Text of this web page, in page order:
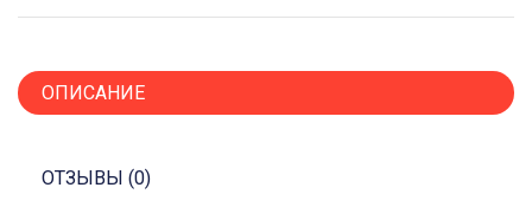
ОПИСАНИЕ
ОТЗЫВЫ (0)